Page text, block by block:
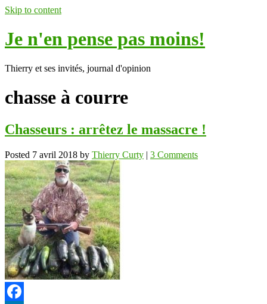
Skip to content
Je n'en pense pas moins!
Thierry et ses invités, journal d'opinion
chasse à courre
Chasseurs : arrêtez le massacre !
Posted 7 avril 2018 by Thierry Curty | 3 Comments